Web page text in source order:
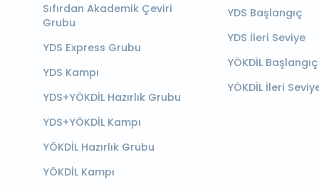
Sıfırdan Akademik Çeviri
Grubu
YDS Express Grubu
YDS Kampı
YDS+YÖKDİL Hazırlık Grubu
YDS+YÖKDİL Kampı
YÖKDİL Hazırlık Grubu
YÖKDİL Kampı
YDS Başlangıç
YDS İleri Seviye
YÖKDİL Başlangıç
YÖKDİL İleri